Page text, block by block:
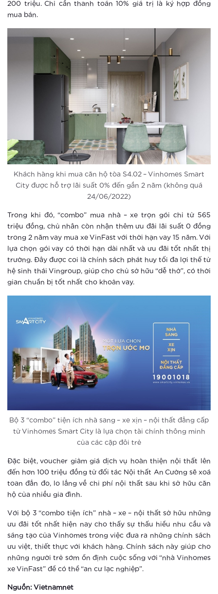
200 triệu. Chỉ cần thanh toán 10% giá trị là ký hợp đồng
mua bán.
Khách hàng khi mua căn hộ tòa S4.02 – Vinhomes Smart
City được hỗ trợ lãi suất 0% đến gần 2 năm (không quá
24/06/2022)
Trong khi đó, “combo” mua nhà – xe trọn gói chỉ từ 565
triệu đồng, chủ nhân còn nhận thêm ưu đãi lãi suất 0 đồng
trong 2 năm vay mua xe VinFast với thời hạn vay 15 năm. Với
lựa chọn gói vay có thời hạn dài nhất và ưu đãi tốt nhất thị
trường. Đây được coi là chính sách phát huy tối đa lợi thế từ
hệ sinh thái Vingroup, giúp cho chủ sở hữu “dễ thở”, có thời
gian chuẩn bị tốt nhất cho khoản vay.
Bộ 3 “combo” tiện ích nhà sang – xe xịn – nội thất đẳng cấp
từ Vinhomes Smart City là lựa chọn tài chính thông minh
của các cặp đôi trẻ
Đặc biệt, voucher giảm giá dịch vụ hoàn thiện nội thất lên
đến hơn 100 triệu đồng từ đối tác Nội thất An Cường sẽ xoá
toan đắn đo, lo lắng về chi phí nội thất sau khi sở hữu căn
hộ của nhiều gia đình.
Với bộ 3 “combo tiện ích” nhà – xe – nội thất sở hữu những
ưu đãi tốt nhất hiện nay cho thấy sự thấu hiểu nhu cầu và
sáng tạo của Vinhomes trong việc đưa ra những chính sách
ưu việt, thiết thực với khách hàng. Chính sách này giúp cho
những người trẻ sớm ổn định cuộc sống với “nhà Vinhomes
xe VinFast” để có thể “an cư lạc nghiệp”.
Nguồn: Vietnamnet
Vinhomes Smart City: Những trải
nghiệm tuyệt vời cho người trẻ hiện
đại
Xem thêm
Thành phố thông minh: Bước đi tắt
đón đầu của ông lớn BĐS Vingroup
Thành phố thông minh khác xa khu
căn hộ thông thường ra sao?
Xem thêm
Cư dân nhí được sống trong môi
trường an toàn mức cao tại Vinhomes
Smart City
Xem thêm
Vingroup tiên phong ứng dụng công
nghệ thông minh, nâng tầm cuộc sống
So sánh Căn hộ thông minh với Đô thị
thông minh
Xem thêm
4 yếu tố “smart” tạo chuẩn sống mới
chưa từng có tại Vinhomes Smart
Xem thêm
5 thay đổi tuyệt vời khi sống tại
Vinhomes Smart City
Xem thêm
Trải nghiệm sống thời thượng thời
Vingroup
Xem thêm
Điểm danh 3 đô thị thông minh hàng
đầu Châu Á
Xem thêm